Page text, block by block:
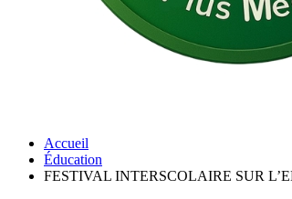
Accueil
Éducation
FESTIVAL INTERSCOLAIRE SUR